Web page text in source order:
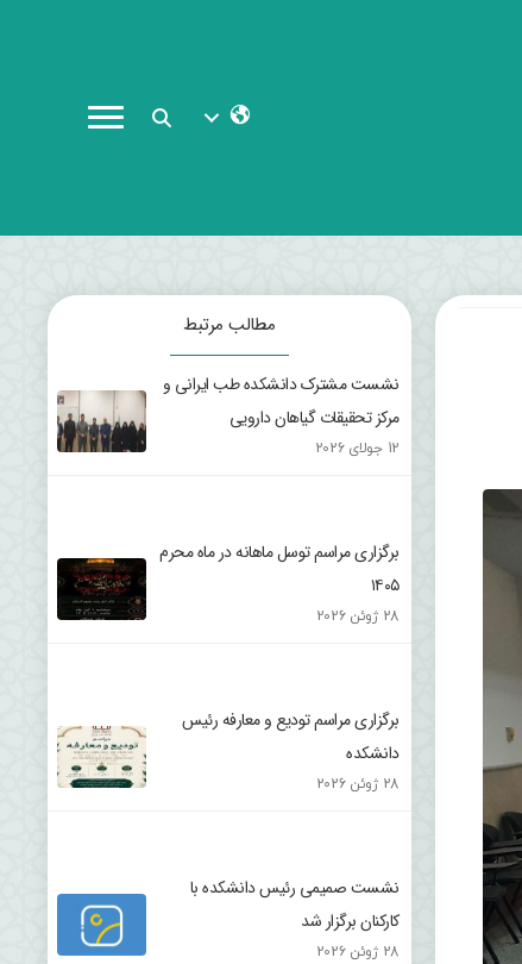
مطالب مرتبط
نشست مشترک دانشکده طب ایرانی و
مرکز تحقیقات گیاهان دارویی
12 جولای 2026
برگزاری مراسم توسل ماهانه در ماه محرم
۱۴۰۵
28 ژوئن 2026
برگزاری مراسم تودیع و معارفه رئیس
دانشکده
28 ژوئن 2026
نشست صمیمی رئیس دانشکده با
کارکنان برگزار شد
28 ژوئن 2026